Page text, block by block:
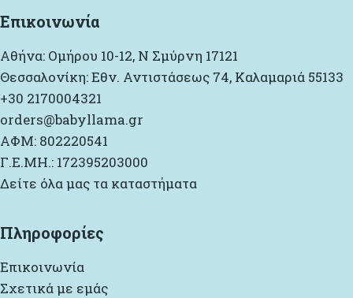
Επικοινωνία
Αθήνα: Ομήρου 10-12, Ν Σμύρνη 17121
Θεσσαλονίκη: Εθν. Αντιστάσεως 74, Καλαμαριά 55133
+30 2170004321
orders@babyllama.gr
ΑΦΜ: 802220541
Γ.Ε.ΜΗ.: 172395203000
Δείτε όλα μας τα καταστήματα
Πληροφορίες
Επικοινωνία
Σχετικά με εμάς